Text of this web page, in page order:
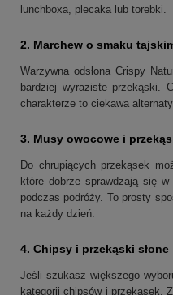
lunchboxa, plecaka lub torebki.
2. Marchew o smaku
Warzywna odsłona Crispy
bardziej wyraziste przekąski.
charakterze to ciekawa
3. Musy owocowe i
Do chrupiących przekąsek
które dobrze sprawdzają się
podczas podróży. To prosty
na każdy dzień.
4. Chipsy i przekąski słone
Jeśli szukasz większego
kategorii chipsów i przekąsek.